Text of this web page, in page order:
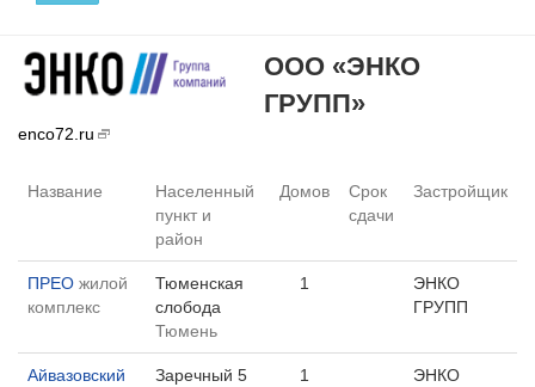
ООО «ЭНКО
ГРУПП»
enco72.ru
Название
Населенный
пункт и
район
Домов
Срок
сдачи
Застройщик
ПРЕО жилой
комплекс
Тюменская
слобода
Тюмень
1
ЭНКО
ГРУПП
Айвазовский
Заречный 5
1
ЭНКО